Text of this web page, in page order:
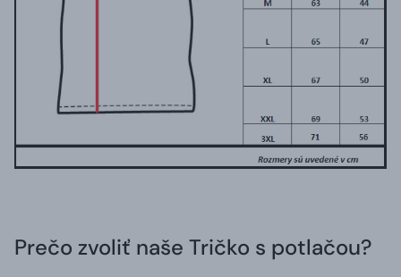
Prečo zvoliť naše Tričko s potlačou?